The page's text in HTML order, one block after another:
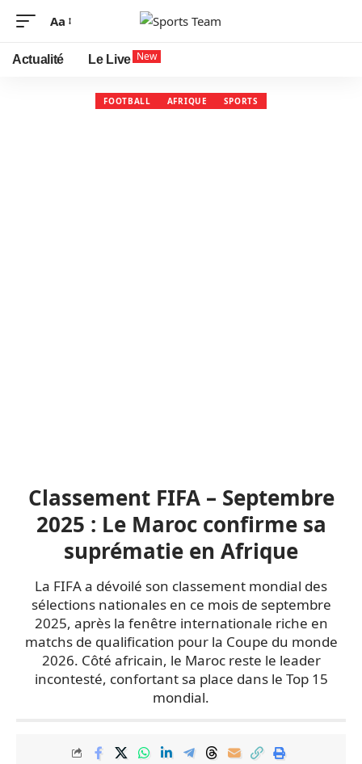
Aa
Actualité Le Live New
FOOTBALL AFRIQUE SPORTS
Classement FIFA – Septembre
2025 : Le Maroc confirme sa
suprématie en Afrique
La FIFA a dévoilé son classement mondial des
sélections nationales en ce mois de septembre
2025, après la fenêtre internationale riche en
matchs de qualification pour la Coupe du monde
2026. Côté africain, le Maroc reste le leader
incontesté, confortant sa place dans le Top 15
mondial.